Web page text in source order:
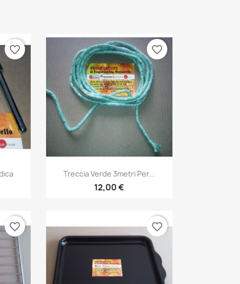
favorite_border
Anteprima
Treccia Verde 3metri Per...
12,00 €
favorite_border
favorite_border favorite_border